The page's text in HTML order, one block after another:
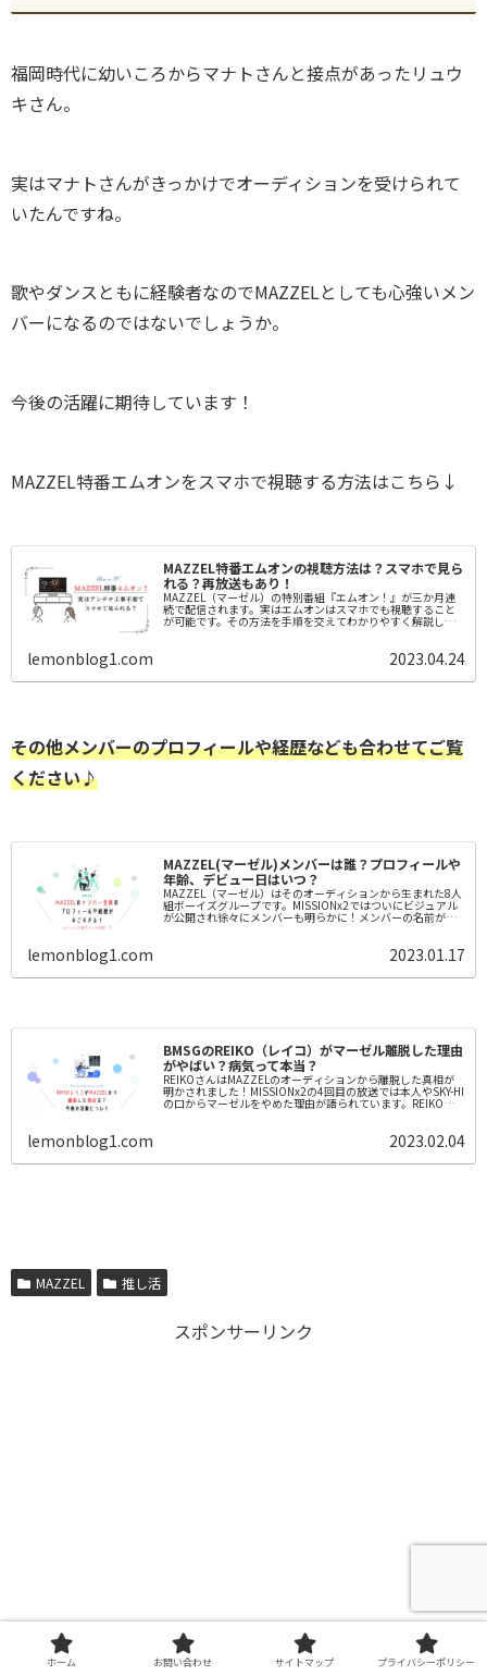
福岡時代に幼いころからマナトさんと接点があったリュウ
キさん。
実はマナトさんがきっかけでオーディションを受けられて
いたんですね。
歌やダンスともに経験者なのでMAZZELとしても心強いメン
バーになるのではないでしょうか。
今後の活躍に期待しています！
MAZZEL特番エムオンをスマホで視聴する方法はこちら↓
MAZZEL特番エムオンの視聴方法は？スマホで見ら
れる？再放送もあり！
MAZZEL（マーゼル）の特別番組『エムオン！』が三か月連
続で配信されます。実はエムオンはスマホでも視聴すること
が可能です。その方法を手順を交えてわかりやすく解説して
いきます。また、エムオンの放送日や再放送日、見た人の感
lemonblog1.com 2023.04.24
その他メンバーのプロフィールや経歴なども合わせてご覧
ください♪
MAZZEL(マーゼル)メンバーは誰？プロフィールや
年齢、デビュー日はいつ？
MAZZEL（マーゼル）はそのオーディションから生まれた8人
組ボーイズグループです。MISSIONx2ではついにビジュアル
が公開され徐々にメンバーも明らかに！メンバーの名前が知
りたい人や視聴方法が知りたい人などにおすすめです♪
lemonblog1.com 2023.01.17
BMSGのREIKO（レイコ）がマーゼル離脱した理由
がやばい？病気って本当？
REIKOさんはMAZZELのオーディションから離脱した真相が
明かされました！MISSIONx2の4回目の放送では本人やSKY-HI
の口からマーゼルをやめた理由が語られています。REIKOに
何があったのか、また今後の活動についてまとめました。
lemonblog1.com 2023.02.04
MAZZEL 推し活
スポンサーリンク
ホーム お問い合わせ サイトマップ プライバシーポリシー